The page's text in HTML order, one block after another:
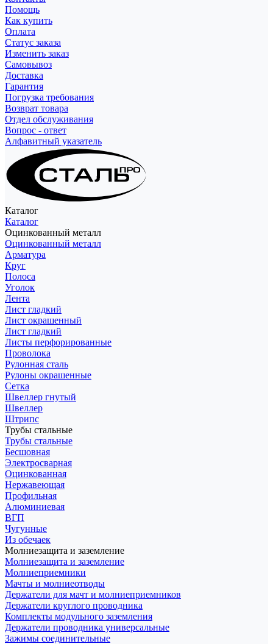
Помощь
Как купить
Оплата
Статус заказа
Изменить заказ
Самовывоз
Доставка
Гарантия
Погрузка требования
Возврат товара
Отдел обслуживания
Вопрос - ответ
Алфавитный указатель
Каталог
Каталог
Оцинкованный металл
Оцинкованный металл
Арматура
Круг
Полоса
Уголок
Лента
Лист гладкий
Лист окрашенный
Лист гладкий
Листы перфорированные
Проволока
Рулонная сталь
Рулоны окрашенные
Сетка
Швеллер гнутый
Швеллер
Штрипс
Трубы стальные
Трубы стальные
Бесшовная
Электросварная
Оцинкованная
Нержавеющая
Профильная
Алюминиевая
ВГП
Чугунные
Из обечаек
Молниезащита и заземление
Молниезащита и заземление
Молниеприемники
Мачты и молниеотводы
Держатели для мачт и молниеприемников
Держатели круглого проводника
Комплекты модульного заземления
Держатели проводника универсальные
Зажимы соединительные